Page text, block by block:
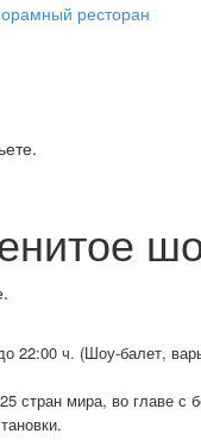
ресторан
22:00 ч. (Шоу-балет,
стран мира, во главе